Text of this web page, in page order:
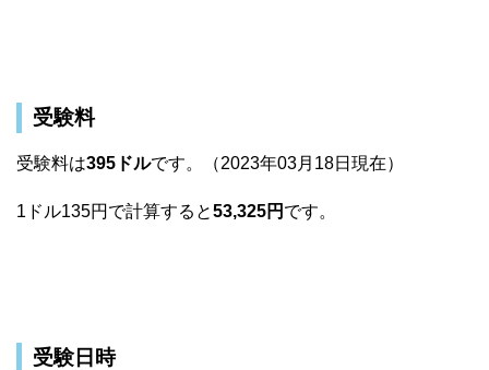
受験料
受験料は395ドルです。（2023年03月18日現在）
1ドル135円で計算すると53,325円 です。
受験日時